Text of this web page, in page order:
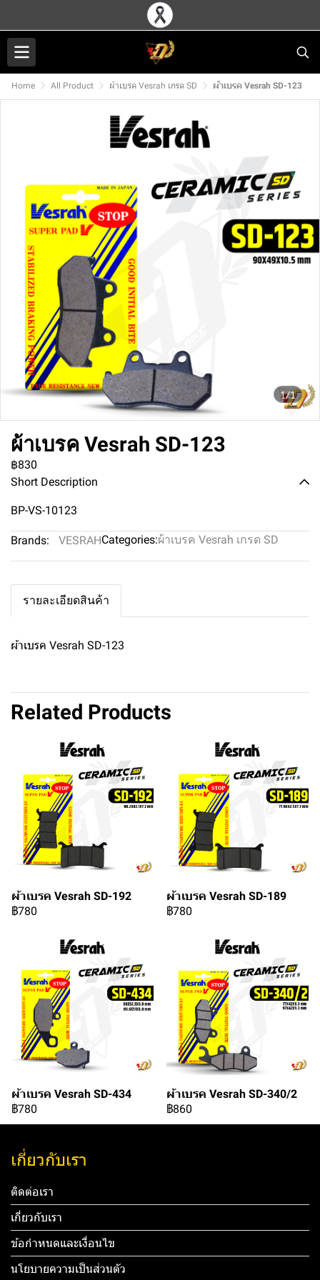
Home All Product ผ้าเบรค Vesrah เกรด SD ผ้าเบรค Vesrah SD-123
1/1
ผ้าเบรค Vesrah SD-123
฿830
Short Description
BP-VS-10123
Brands: VESRAHCategories:ผ้าเบรค Vesrah เกรด SD
รายละเอียดสินค้า
ผ้าเบรค Vesrah SD-123
Related Products
ผ้าเบรค Vesrah SD-192
฿780
ผ้าเบรค Vesrah SD-189
฿780
ผ้าเบรค Vesrah SD-434
฿780
ผ้าเบรค Vesrah SD-340/2
฿860
เกี่ยวกับเรา
ติดต่อเรา
เกี่ยวกับเรา
ข้อกำหนดและเงื่อนไข
นโยบายความเป็นส่วนตัว